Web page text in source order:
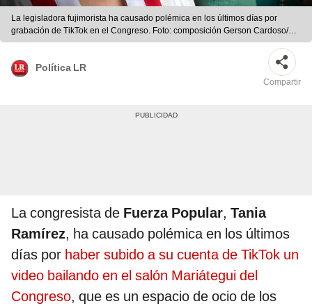
La legisladora fujimorista ha causado polémica en los últimos días por
grabación de TikTok en el Congreso. Foto: composición Gerson Cardoso/La
República
Política LR
Compartir
La congresista de Fuerza Popular, Tania
Ramírez, ha causado polémica en los últimos
días por haber subido a su cuenta de TikTok un
video bailando en el salón Mariátegui del
Congreso, que es un espacio de ocio de los